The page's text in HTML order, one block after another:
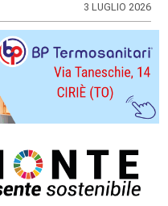
3 LUGLIO 2026